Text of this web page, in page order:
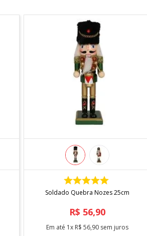
COMPRAR
Soldado Quebra Nozes 25cm
R$ 56,90
Em até 1x R$ 56,90sem juros